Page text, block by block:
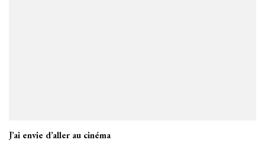
J’ai envie d’aller au cinéma